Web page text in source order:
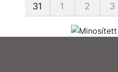
31
1 2 3